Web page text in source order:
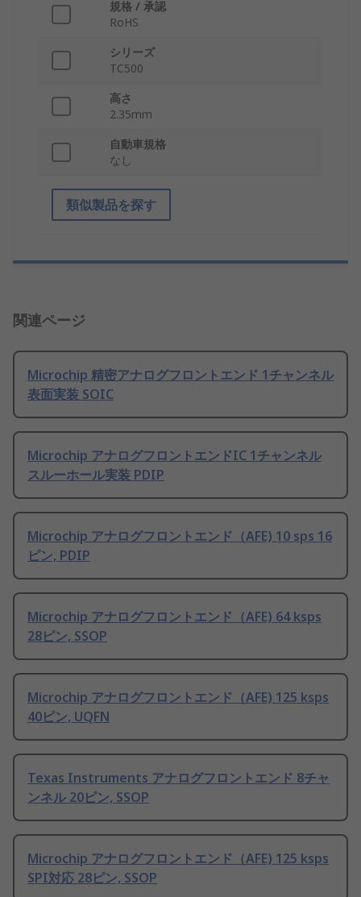
規格 / 承認
RoHS
シリーズ
TC500
高さ
2.35mm
自動車規格
なし
類似製品を探す
関連ページ
Microchip 精密アナログフロントエンド 1チャンネル
表面実装 SOIC
Microchip アナログフロントエンドIC 1チャンネル
スルーホール実装 PDIP
Microchip アナログフロントエンド（AFE) 10 sps 16
ピン, PDIP
Microchip アナログフロントエンド（AFE) 64 ksps
28ピン, SSOP
Microchip アナログフロントエンド（AFE) 125 ksps
40ピン, UQFN
Texas Instruments アナログフロントエンド 8チャ
ンネル 20ピン, SSOP
Microchip アナログフロントエンド（AFE) 125 ksps
SPI対応 28ピン, SSOP